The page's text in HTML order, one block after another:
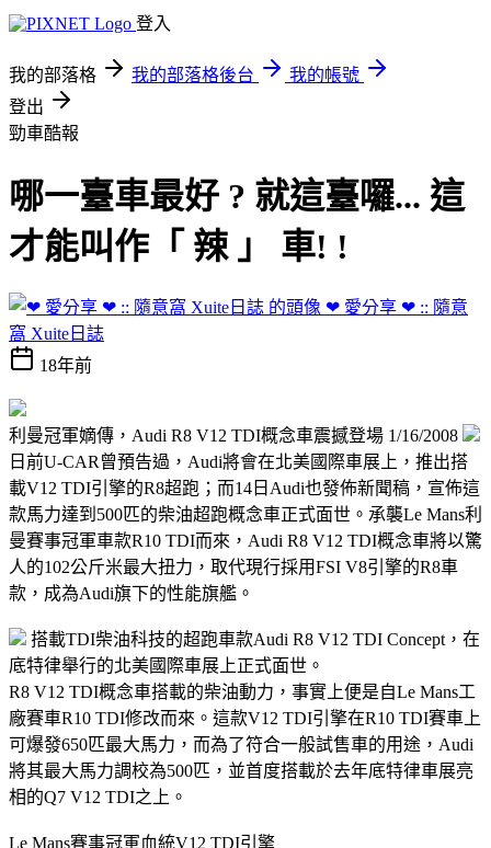
登入
我的部落格 我的部落格後台
我的帳號
登出
勁車酷報
哪一臺車最好 ? 就這臺囉... 這
才能叫作「 辣 」 車! !
❤ 愛分享 ❤ :: 隨意
窩 Xuite日誌
18年前
利曼冠軍嫡傳，Audi R8 V12 TDI概念車震撼登場 1/16/2008
日前U-CAR曾預告過，Audi將會在北美國際車展上，推出搭
載V12 TDI引擎的R8超跑；而14日Audi也發佈新聞稿，宣佈這
款馬力達到500匹的柴油超跑概念車正式面世。承襲Le Mans利
曼賽事冠軍車款R10 TDI而來，Audi R8 V12 TDI概念車將以驚
人的102公斤米最大扭力，取代現行採用FSI V8引擎的R8車
款，成為Audi旗下的性能旗艦。
搭載TDI柴油科技的超跑車款Audi R8 V12 TDI Concept，在
底特律舉行的北美國際車展上正式面世。
R8 V12 TDI概念車搭載的柴油動力，事實上便是自Le Mans工
廠賽車R10 TDI修改而來。這款V12 TDI引擎在R10 TDI賽車上
可爆發650匹最大馬力，而為了符合一般試售車的用途，Audi
將其最大馬力調校為500匹，並首度搭載於去年底特律車展亮
相的Q7 V12 TDI之上。
Le Mans賽事冠軍血統V12 TDI引擎